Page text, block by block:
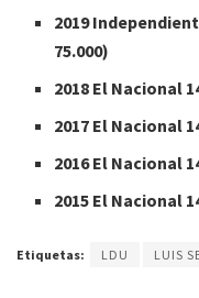
2019
75.000)
2018 El Nacional
2017 El Nacional
2016 El Nacional
2015 El Nacional
Etiquetas: LDU LUIS